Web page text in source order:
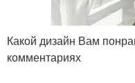
Какой дизайн Вам
комментариях